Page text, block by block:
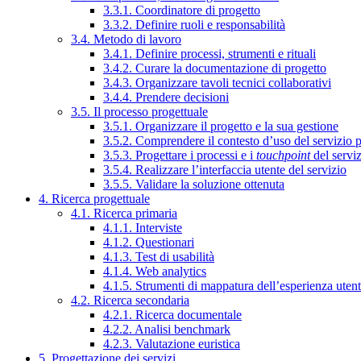
3.3.1. Coordinatore di progetto
3.3.2. Definire ruoli e responsabilità
3.4. Metodo di lavoro
3.4.1. Definire processi, strumenti e rituali
3.4.2. Curare la documentazione di progetto
3.4.3. Organizzare tavoli tecnici collaborativi
3.4.4. Prendere decisioni
3.5. Il processo progettuale
3.5.1. Organizzare il progetto e la sua gestione
3.5.2. Comprendere il contesto d’uso del servizio
3.5.3. Progettare i processi e i touchpointdel
3.5.4. Realizzare l’interfaccia utente del servizio
3.5.5. Validare la soluzione ottenuta
4. Ricerca progettuale
4.1. Ricerca primaria
4.1.1. Interviste
4.1.2. Questionari
4.1.3. Test di usabilità
4.1.4. Web analytics
4.1.5. Strumenti di mappatura dell’esperienza
4.2. Ricerca secondaria
4.2.1. Ricerca documentale
4.2.2. Analisi benchmark
4.2.3. Valutazione euristica
5. Progettazione dei servizi